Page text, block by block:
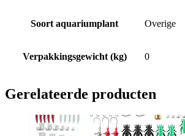
Soort aquariumplant Overige
Verpakkingsgewicht (kg) 0
Gerelateerde producten